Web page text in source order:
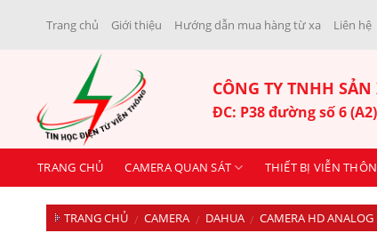
Trang chủ Giới thiệu Hướng dẫn mua hàng từ xa Liên hệ
CÔNG TY TNHH
ĐC: P38 đường số 6
TRANG CHỦ CAMERA QUAN SÁT THIẾT BỊ VIỄN
TRANG CHỦ / CAMERA / DAHUA / CAMERA HD